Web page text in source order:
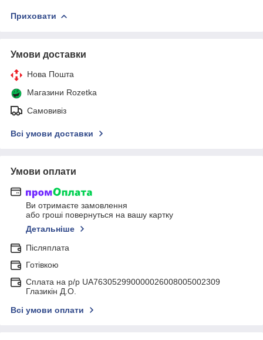
Приховати
Умови доставки
Нова Пошта
Магазини Rozetka
Самовивіз
Всі умови доставки
Умови оплати
Ви отримаєте замовлення
або гроші повернуться на вашу картку
Детальніше
Післяплата
Готівкою
Сплата на р/р UA763052990000026008005002309
Глазикін Д.О.
Всі умови оплати